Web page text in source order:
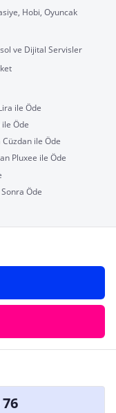
Hobi, Oyuncak
ve Dijital Servisler
ile Öde
Öde
ile Öde
Pluxee ile Öde
Öde